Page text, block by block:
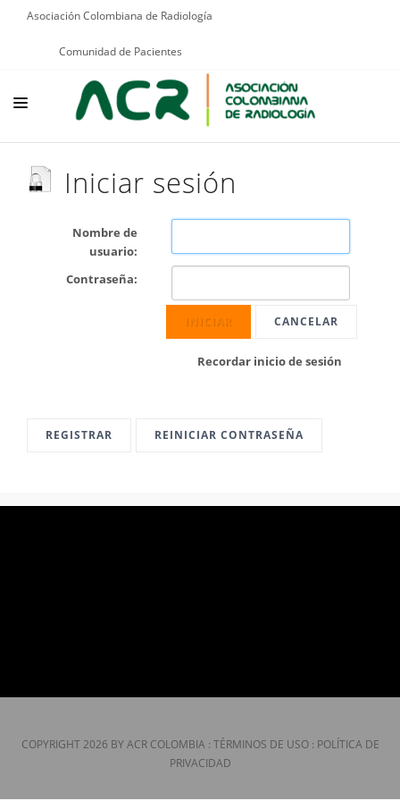
Asociación Colombiana de Radiología
Comunidad de Pacientes
EDUCACIÓN
PUBLICACIONES
PROGRAMAS INSTITUCIONALES
PROGRAMAS POR PATOLOGÍAS
Iniciar sesión
Nombre de
usuario:
Contraseña:
INICIAR CANCELAR
Recordar inicio de sesión
REGISTRAR REINICIAR CONTRASEÑA
COPYRIGHT 2026 BY ACR COLOMBIA: TÉRMINOS DE USO: POLÍTICA DE
PRIVACIDAD